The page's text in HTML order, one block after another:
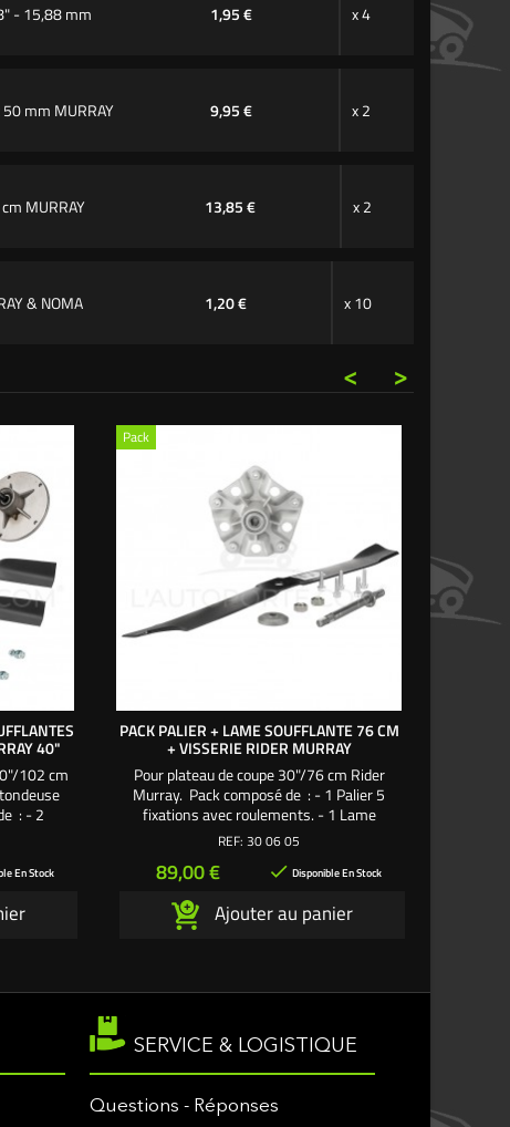
- 15,88 mm 1,95 € x 4
mm MURRAY 9,95 € x 2
MURRAY 13,85 € x 2
& NOMA 1,20 € x 10
>
<
40"
102 cm
: - 2
axe
En Stock
Pack
PACK PALIER + LAME SOUFFLANTE 76 CM
+ VISSERIE RIDER MURRAY
Pour plateau de coupe 30"/76 cm Rider
Murray. Pack composé de : - 1 Palier 5
fixations avec roulements. - 1 Lame
soufflante 76 cm. - 1 Axe de palier Ø 15,88
2 Écrous axe palier. - 5 Vis fixation palier sur
L'autoporté.com ®
REF: 30 06 05
Prix
89,00 €  Disponible En Stock
Ajouter au panier
SERVICE & LOGISTIQUE
Questions - Réponses